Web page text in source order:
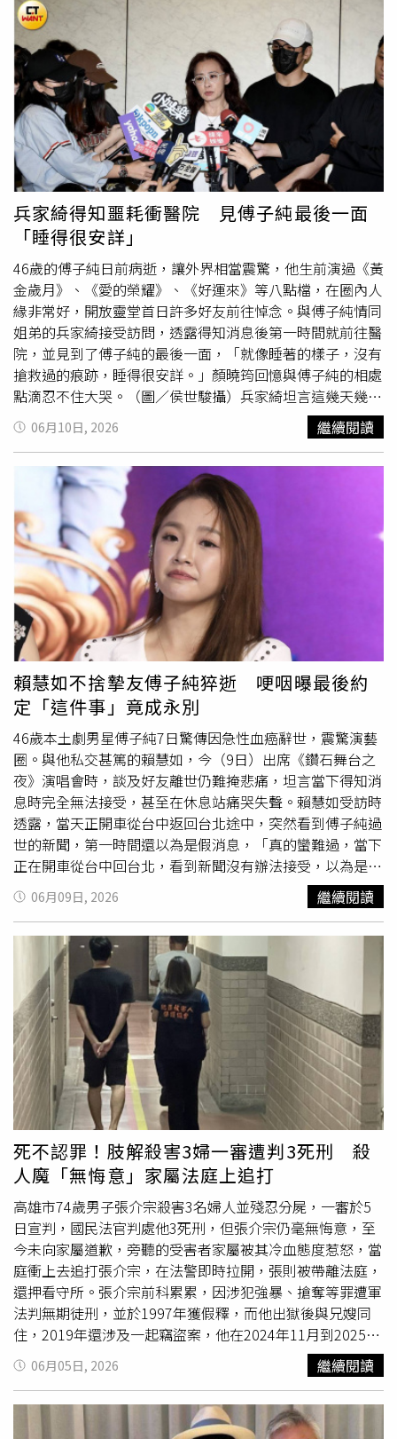
2025年11月18日。當時因涉嫌毒品販運及非法拘禁而遭羈
押候審的越南籍男子龐萬寶（Pham Van Bao），被押解至
柬埔寨柴楨省初級法院出庭應訊。為了協助丈夫脫逃，阮氏
海雲早在案發前數日便展開周密規劃，不僅提前租用車輛、
入住法院附近旅館觀察周邊環境與押解路線，還透過通訊軟
體Telegram以1500美元（約新台幣4.4萬元）購買一把K54
手槍，並安排接應車輛及逃亡動線。案發當天，阮氏海雲騎
乘機車進入法院停車場附近等待時機。監視器畫面顯示，當
押解囚犯的警車駛入法院後，她立刻鎖定丈夫所在位置。就
在龐萬寶一下車的瞬間，阮氏海雲迅速從衣物內掏出預藏的
K54手槍交到丈夫手中。整個遞槍過程僅數秒鐘，現場押解
人員幾乎來不及反應。警方指出，龐萬寶取得槍枝後立即持
槍威脅押解警員及法院人員，過程中還涉及襲警行為，隨後
帶領另外5名在押囚犯衝出法院大門，並與接應人員會合，
搭上預先安排好的車輛逃離現場。從遞槍、控制現場到集體
逃脫，整起劫囚過程不到1分鐘，誇張程度被當地媒體形容
猶如黑幫電影橋段。監視器畫面曝光後迅速在大陸、越南及
東南亞各地社群平台瘋傳。由於阮氏海雲外貌亮眼，加上冒
險協助丈夫逃亡的舉動，被部分網友解讀為「為愛不顧一
切」，甚至冠上「江湖最後一個
」、「東南亞第一深
情」等稱號，一度成為網路熱門話題。不過隨著警方公布更
多案情細節，外界也逐漸發現這並非浪漫愛情故事，而是一
場經過精心策劃的武裝越獄行動。警方在案發後立即展開大
規模追捕，並於數小時內成功攔截所有逃亡人員。包含龐萬
寶、阮氏海雲及其餘逃脫囚犯、接應人員全數遭到逮捕。後
續警方並在附近林區起出涉案K54手槍，以及裝有7發子彈
的彈匣，成為檢方起訴的重要證據。根據法院最新判決結
果，全案共有8名被告遭起訴。龐萬寶與越南籍共犯黎文天
豐（Le Van Thien Phuong）因策劃及實施持槍越獄、襲
警、企圖謀殺、非法買賣武器及非法持有武器等罪名，雙雙
被判處14年有期徒刑。阮氏海雲與阮文興（Nguyen Van
Sueng）則因向越獄人員提供協助、共謀持槍越獄、非法買
賣及持有武器等罪名，被判處8年監禁。此外，兩名柬埔寨
籍被告分別因持槍越獄、故意傷害及非法買賣武器等罪名，
被判處9年及18個月徒刑。至於另外兩名被告，法院公布的
判決內容並未揭露具體罪名與刑期。曾被部分網友浪漫化的
「大嫂救夫」故事，最終仍回到法律審判，也讓這起轟動亞
洲的持槍劫囚案以重刑收場。
兵家綺得知噩耗衝醫院 見傅子純最後一面
「睡得很安詳」
46歲的傅子純日前病逝，讓外界相當震驚，他生前演過《黃
金歲月》、《愛的榮耀》、《好運來》等八點檔，在圈內人
緣非常好，開放靈堂首日許多好友前往悼念。與傅子純情同
姐弟的兵家綺接受訪問，透露得知消息後第一時間就前往醫
院，並見到了傅子純的最後一面，「就像睡著的樣子，沒有
搶救過的痕跡，睡得很安詳。」顏曉筠回憶與傅子純的相處
點滴忍不住大哭。（圖／侯世駿攝）兵家綺坦言這幾天幾乎
都沒辦法睡，一閉上眼睛就想到過去與傅子純相處的點點滴
滴，並說傅子純是個報喜不報憂的暖男，「會製造很多歡樂
給我們，拍戲時他自己也很累，但會講笑話跟做很調皮的事
情，永遠記得他是很陽光的樣子。」並說：「做姐姐的，會
陪他到人生畢業典禮，子純安心地走，我們會照顧好你的太
太。」與傅子純合作過《好運來》的顏曉筠受訪時忍不住大
哭，表示：「當下看到新聞，拿著手機覺得這個世界好像靜
止了，我第一個想到的就是大嫂怎麼辦？」並說過去在對戲
時，傅子純不斷鼓勵她，甚至看得出他對角色的設計，讓她
一直相當感恩。顏曉筠也說自己以前打手球，傅子純看到她
推男演員的戲，開玩笑說：「怎麼飛這麼遠了！」更常常向
她的對手演員打趣說：「要小心喔，她（顏曉筠）力氣很
大！」想到這些過往回憶，顏曉筠情緒潰堤，大哭說：「子
純哥都是帶給人家快樂，能給他快樂我也很開心，想到子純
哥的臉我就很捨不得，你說我力氣很大， 我真的很想把你
拍醒，但我真的做不到！」
06月10日, 2026 繼續閱讀
賴慧如不捨摯友傅子純猝逝 哽咽曝最後約
定「這件事」竟成永別
46歲本土劇男星傅子純7日驚傳因急性血癌辭世，震驚演藝
圈。與他私交甚篤的賴慧如，今（9日）出席《鑽石舞台之
夜》演唱會時，談及好友離世仍難掩悲痛，坦言當下得知消
息時完全無法接受，甚至在休息站痛哭失聲。賴慧如受訪時
透露，當天正開車從台中返回台北途中，突然看到傅子純過
世的新聞，第一時間還以為是假消息，「真的蠻難過，當下
正在開車從台中回台北，看到新聞沒有辦法接受，以為是假
消息，現在網路上很多藝人過世的假新聞」。她表示，因為
實在無法相信，趕緊將車停靠路邊查證，確認消息屬實後情
緒瞬間潰堤，「後來趕快停車，確認之後在休息站哭了一陣
子」。回憶起兩人過往相處點滴，賴慧如更難過表示，前陣
子才剛與傅子純相約要到他位於淡水的新家作客，沒想到竟
成永別。賴慧如曾在《多情城市》中飾演傅子純的初戀情人
「江慧君」，兩人之後陸續合作《好運來》等多部作品，兩
人在戲劇上多次合作，私下交情也十分深厚，甚至同屬一間
宮廟，之間經常聯繫往來。面對好友驟逝，她也持續關心家
屬狀況。她表示：「有關心
大嫂，有空都去陪陪她，我們這
些一起都很熟，每天都會聯繫確認狀況。」字句間流露對好
友的不捨與牽掛。傅子純離世消息曝光後，許多曾合作過的
民視八點檔演員紛紛發文悼念，演藝圈好友也難以接受這項
噩耗。賴慧如今日受訪時數度哽咽，坦言至今仍無法相信好
友已經離開，令人鼻酸。
06月09日, 2026 繼續閱讀
死不認罪！肢解殺害3婦一審遭判3死刑 殺
人魔「無悔意」家屬法庭上追打
高雄市74歲男子張介宗殺害3名婦人並殘忍分屍，一審於5
日宣判，國民法官判處他3死刑，但張介宗仍毫無悔意，至
今未向家屬道歉，旁聽的受害者家屬被其冷血態度惹怒，當
庭衝上去追打張介宗，在法警即時拉開，張則被帶離法庭，
還押看守所。張介宗前科累累，因涉犯強暴、搶奪等罪遭軍
法判無期徒刑，並於1997年獲假釋，而他出獄後與兄嫂同
住，2019年還涉及一起竊盜案，他在2024年11月到2025年
2月間，先後殺害肢解75歲黃姓
、74歲張姓婦人和71歲
趙林姓婦人。張介宗因不滿黃姓
催促他搬離，並想討回
登記在姪子名下的房產，於2024年11月29日中午，在住家
勒死黃女並分屍，2025年1月將在公園結識的張姓婦人約到
06月05日, 2026 繼續閱讀